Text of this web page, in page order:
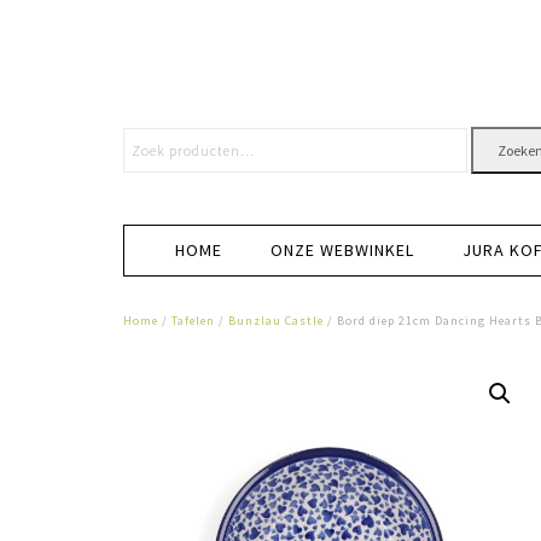
HOME ONZE WEBWINKEL JURA
Home / Tafelen / Bunzlau Castle / Bord diep 21cm Dancing Hearts